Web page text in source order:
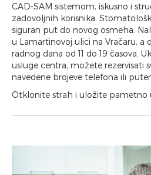
CAD-SAM sistemom, iskusno i
zadovoljnih korisnika.
siguran put do novog osmeha.
u Lamartinovoj ulici na Vračaru, a
radnog dana od 11 do 19 časova.
usluge centra, možete rezervisati
navedene brojeve telefona ili
Otklonite strah i uložite pametno